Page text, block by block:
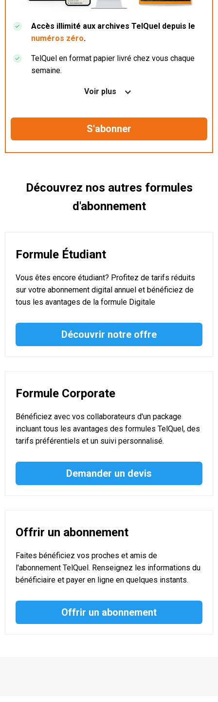
Accès illimité aux archives TelQuel depuis le
numéros zéro.
TelQuel en format papier livré chez vous chaque
semaine.
Nos articles en illimité sur ordinateur, tablette et
Le magazine TelQuel en numérique avant la sortie
Des informations confidentielles résérvées aux
Voir plus
Découvrez nos autres formules
d'abonnement
Formule Étudiant
Vous êtes encore étudiant? Profitez de tarifs réduits
sur votre abonnement digital annuel et bénéficiez de
tous les avantages de la formule Digitale
Découvrir notre offre
Formule Corporate
Bénéficiez avec vos collaborateurs d'un package
incluant tous les avantages des formules TelQuel, des
tarifs préférentiels et un suivi personnalisé.
Demander un devis
Offrir un abonnement
Faites bénéficiez vos proches et amis de
l'abonnement TelQuel. Renseignez les informations du
bénéficiaire et payer en ligne en quelques instants.
Offrir un abonnement